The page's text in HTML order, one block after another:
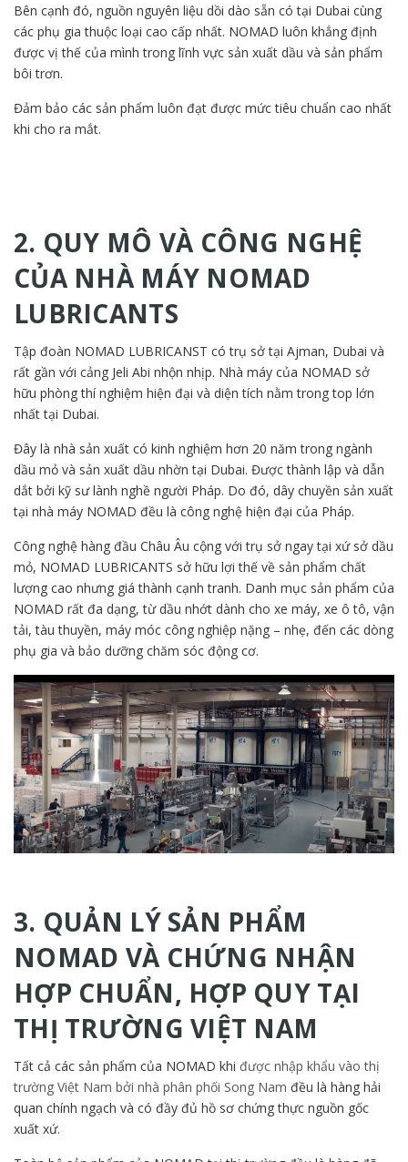
Bên cạnh đó, nguồn nguyên liệu dồi dào sẵn có tại Dubai cùng
các phụ gia thuộc loại cao cấp nhất. NOMAD luôn khẳng định
được vị thế của mình trong lĩnh vực sản xuất dầu và sản phẩm
bôi trơn.
Đảm bảo các sản phẩm luôn đạt được mức tiêu chuẩn cao nhất
khi cho ra mắt.
2. QUY MÔ VÀ CÔNG NGHỆ
CỦA NHÀ MÁY NOMAD
LUBRICANTS
Tập đoàn NOMAD LUBRICANST có trụ sở tại Ajman, Dubai và
rất gần với cảng Jeli Abi nhộn nhịp. Nhà máy của NOMAD sở
hữu phòng thí nghiệm hiện đại và diện tích nằm trong top lớn
nhất tại Dubai.
Đây là nhà sản xuất có kinh nghiệm hơn 20 năm trong ngành
dầu mỏ và sản xuất dầu nhờn tại Dubai. Được thành lập và dẫn
dắt bởi kỹ sư lành nghề người Pháp. Do đó, dây chuyền sản xuất
tại nhà máy NOMAD đều là công nghệ hiện đại của Pháp.
Công nghệ hàng đầu Châu Âu cộng với trụ sở ngay tại xứ sở dầu
mỏ, NOMAD LUBRICANTS sở hữu lợi thế về sản phẩm chất
lượng cao nhưng giá thành cạnh tranh. Danh mục sản phẩm của
NOMAD rất đa dạng, từ dầu nhớt dành cho xe máy, xe ô tô, vận
tải, tàu thuyền, máy móc công nghiệp nặng – nhẹ, đến các dòng
phụ gia và bảo dưỡng chăm sóc động cơ.
3. QUẢN LÝ SẢN PHẨM
NOMAD VÀ CHỨNG NHẬN
HỢP CHUẨN, HỢP QUY TẠI
THỊ TRƯỜNG VIỆT NAM
Tất cả các sản phẩm của NOMAD khi được nhập khẩu vào thị
trường Việt Nam bởi nhà phân phối Song Nam đều là hàng hải
quan chính ngạch và có đầy đủ hồ sơ chứng thực nguồn gốc
xuất xứ.